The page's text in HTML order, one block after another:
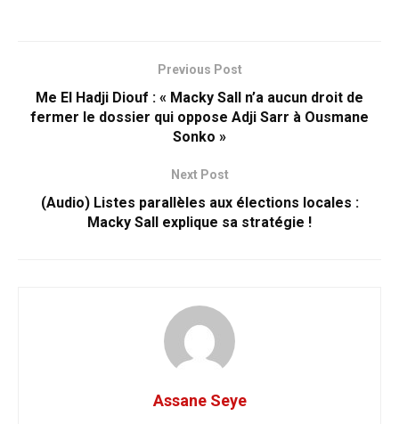
Previous Post
Me El Hadji Diouf : « Macky Sall n’a aucun droit de
fermer le dossier qui oppose Adji Sarr à Ousmane
Sonko »
Next Post
(Audio) Listes parallèles aux élections locales :
Macky Sall explique sa stratégie !
Assane Seye